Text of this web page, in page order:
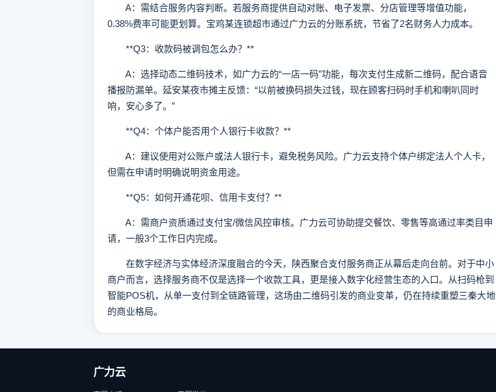
A：需结合服务内容判断。若服务商提供自动对账、电子发票、分店管理等增值功能，
0.38%费率可能更划算。宝鸡某连锁超市通过广力云的分账系统，节省了2名财务人力成本。
**Q3：收款码被调包怎么办？**
A：选择动态二维码技术，如广力云的“一店一码”功能，每次支付生成新二维码，配合语音
播报防漏单。延安某夜市摊主反馈：“以前被换码损失过钱，现在顾客扫码时手机和喇叭同时
响，安心多了。”
**Q4：个体户能否用个人银行卡收款？**
A：建议使用对公账户或法人银行卡，避免税务风险。广力云支持个体户绑定法人个人卡，
但需在申请时明确说明资金用途。
**Q5：如何开通花呗、信用卡支付？**
A：需商户资质通过支付宝/微信风控审核。广力云可协助提交餐饮、零售等高通过率类目申
请，一般3个工作日内完成。
在数字经济与实体经济深度融合的今天，陕西聚合支付服务商正从幕后走向台前。对于中小
商户而言，选择服务商不仅是选择一个收款工具，更是接入数字化经营生态的入口。从扫码枪到
智能POS机，从单一支付到全链路管理，这场由二维码引发的商业变革，仍在持续重塑三秦大地
的商业格局。
广力云